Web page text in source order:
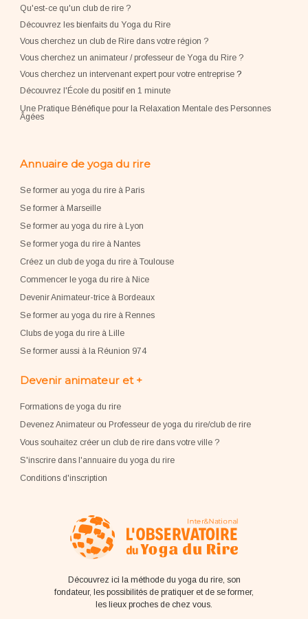
Qu'est-ce qu'un club de rire ?
Découvrez les bienfaits du Yoga du Rire
Vous cherchez un club de Rire dans votre région ?
Vous cherchez un animateur / professeur de Yoga du Rire ?
Vous cherchez un intervenant expert pour votre entreprise?
Découvrez l'École du positif en 1 minute
Une Pratique Bénéfique pour la Relaxation Mentale des Personnes
Âgées
Annuaire de yoga du rire
Se former au yoga du rire à Paris
Se former à Marseille
Se former au yoga du rire à Lyon
Se former yoga du rire à Nantes
Créez un club de yoga du rire à Toulouse
Commencer le yoga du rire à Nice
Devenir Animateur-trice à Bordeaux
Se former au yoga du rire à Rennes
Clubs de yoga du rire à Lille
Se former aussi à la Réunion 974
Devenir animateur et +
Formations de yoga du rire
Devenez Animateur ou Professeur de yoga du rire/club de rire
Vous souhaitez créer un club de rire dans votre ville ?
S'inscrire dans l'annuaire du yoga du rire
Conditions d'inscription
Découvrez ici la méthode du yoga du rire, son
fondateur, les possibilités de pratiquer et de se former,
les lieux proches de chez vous.